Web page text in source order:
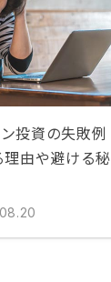
投資の失敗例
由や避ける秘